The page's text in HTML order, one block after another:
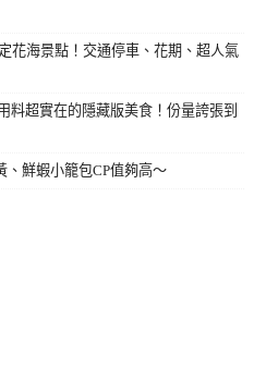
花海景點！交通停車、花期、超人氣
料超實在的隱藏版美食！份量誇張到
、鮮蝦小籠包CP值夠高～